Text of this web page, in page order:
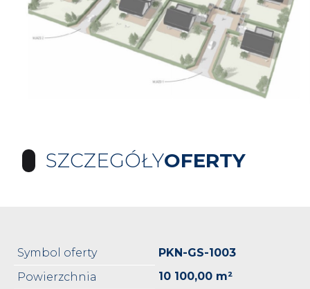
SZCZEGÓŁYOFERTY
Symbol oferty
PKN-GS-1003
Powierzchnia
10 100,00 m²